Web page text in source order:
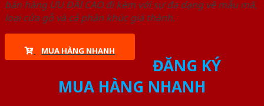
bán hàng ƯU ĐÃI CAO đi kèm với sự đa dạng về mẫu mã,
loại cửa gỗ và cả phân khúc giá thành.
MUA HÀNG NHANH
ĐĂNG KÝ
MUA HÀNG NHANH